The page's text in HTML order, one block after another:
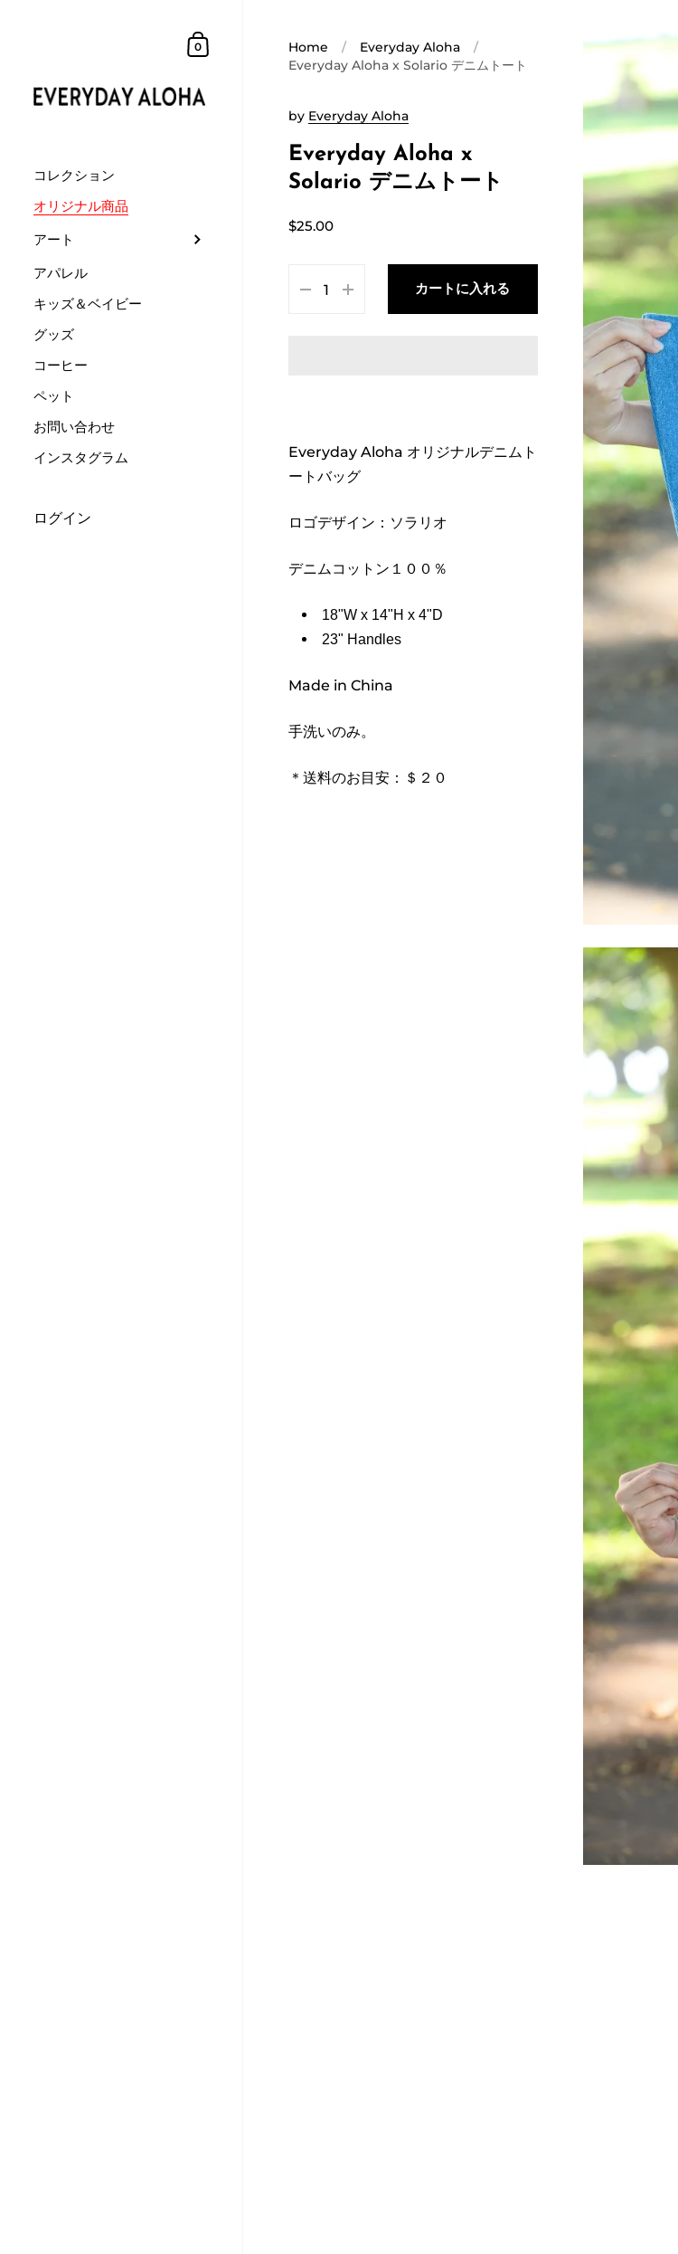
コレクション
オリジナル商品
アート
アパレル
キッズ＆ベイビー
グッズ
コーヒー
ペット
お問い合わせ
インスタグラム
ログイン
0 Home / Everyday Aloha
/
Everyday Aloha x Solario デニムトート
Everyday Aloha x
Solario デニムトート
by Everyday Aloha
$25.00
カートに入れる
Everyday Aloha オリジナルデニムト
ートバッグ
ロゴデザイン：ソラリオ
デニムコットン１００％
18"W x 14"H x 4"D
23" Handles
Made in China
手洗いのみ。
＊送料のお目安：＄２０